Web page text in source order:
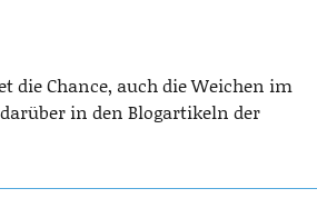
die Chance, auch die Weichen im
in den Blogartikeln der